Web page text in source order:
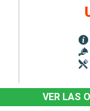
VER LAS